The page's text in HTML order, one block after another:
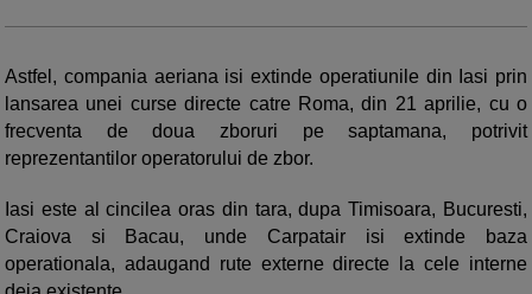
Astfel, compania aeriana isi extinde operatiunile din Iasi prin
lansarea unei curse directe catre Roma, din 21 aprilie, cu o
frecventa de doua zboruri pe saptamana, potrivit
reprezentantilor operatorului de zbor.
Iasi este al cincilea oras din tara, dupa Timisoara, Bucuresti,
Craiova si Bacau, unde Carpatair isi extinde baza
operationala, adaugand rute externe directe la cele interne